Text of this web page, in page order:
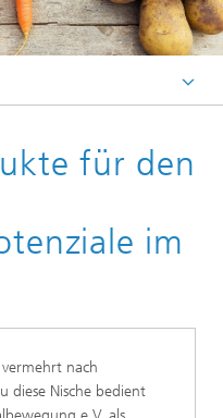
für den
im
nach
diese Nische bedient